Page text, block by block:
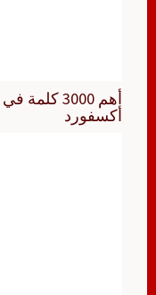
أهم 3000
أكسفورد